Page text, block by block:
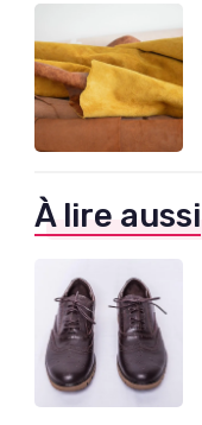
À lire aussi